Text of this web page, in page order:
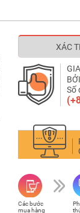
XÁC
Số
Các bước
mua hàng